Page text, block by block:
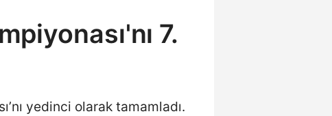
7.
yedinci olarak tamamladı.